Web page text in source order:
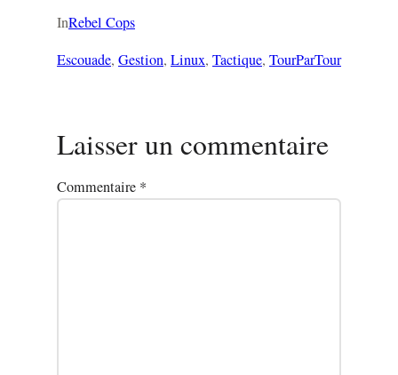
InRebel Cops
Escouade, Gestion, Linux, Tactique, TourParTour
Laisser un commentaire
Commentaire *